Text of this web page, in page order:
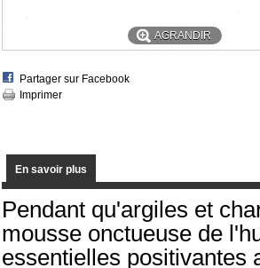
AGRANDIR
Partager sur Facebook
Imprimer
En savoir plus
Pendant qu'argiles et
mousse onctueuse de
essentielles